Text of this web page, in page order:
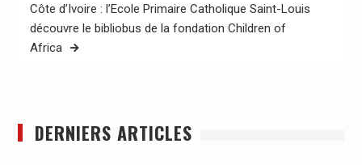
Côte d’Ivoire : l’Ecole Primaire Catholique Saint-Louis
découvre le bibliobus de la fondation Children of
Africa
DERNIERS ARTICLES